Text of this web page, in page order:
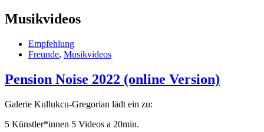
Musikvideos
Empfehlung
Freunde, Musikvideos
Pension Noise 2022 (online Version)
Galerie Kullukcu-Gregorian lädt ein zu:
5 Künstler*innen 5 Videos a 20min.